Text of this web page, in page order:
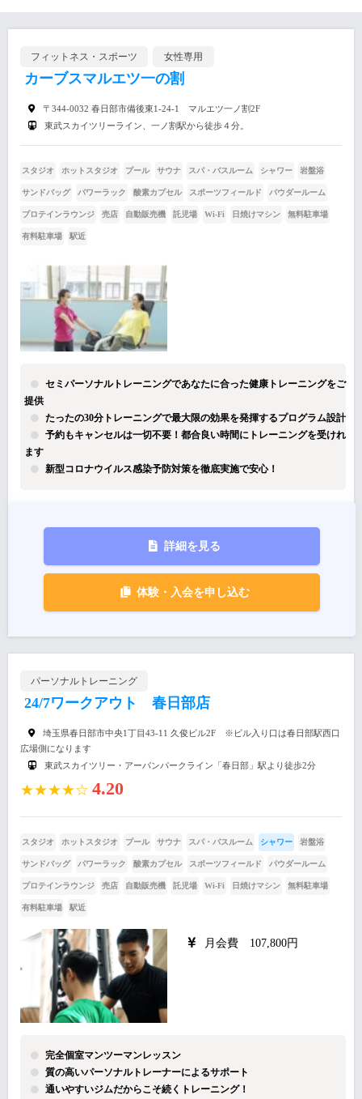
フィットネス・スポーツ 女性専用
カーブスマルエツ一の割
〒344-0032 春日部市備後東1-24-1 マルエツ一ノ割2F
東武スカイツリーライン、一ノ割駅から徒歩４分。
スタジオ ホットスタジオ プール サウナ スパ・バスルーム シャワー 岩盤浴
サンドバッグ パワーラック 酸素カプセル スポーツフィールド パウダールーム
プロテインラウンジ 売店 自動販売機 託児場 Wi-Fi 日焼けマシン 無料駐車場
有料駐車場 駅近
セミパーソナルトレーニングであなたに合った健康トレーニングをご
提供
たったの30分トレーニングで最大限の効果を発揮するプログラム設計
予約もキャンセルは一切不要！都合良い時間にトレーニングを受けれ
ます
新型コロナウイルス感染予防対策を徹底実施で安心！
詳細を見る
体験・入会を申し込む
パーソナルトレーニング
24/7ワークアウト 春日部店
埼玉県春日部市中央1丁目43-11 久俊ビル2F ※ビル入り口は春日部駅西口
広場側になります
東武スカイツリー・アーバンパークライン「春日部」駅より徒歩2分
★★★★☆ 4.20
スタジオ ホットスタジオ プール サウナ スパ・バスルーム シャワー 岩盤浴
サンドバッグ パワーラック 酸素カプセル スポーツフィールド パウダールーム
プロテインラウンジ 売店 自動販売機 託児場 Wi-Fi 日焼けマシン 無料駐車場
有料駐車場 駅近
月会費 107,800円
完全個室マンツーマンレッスン
質の高いパーソナルトレーナーによるサポート
通いやすいジムだからこそ続くトレーニング！